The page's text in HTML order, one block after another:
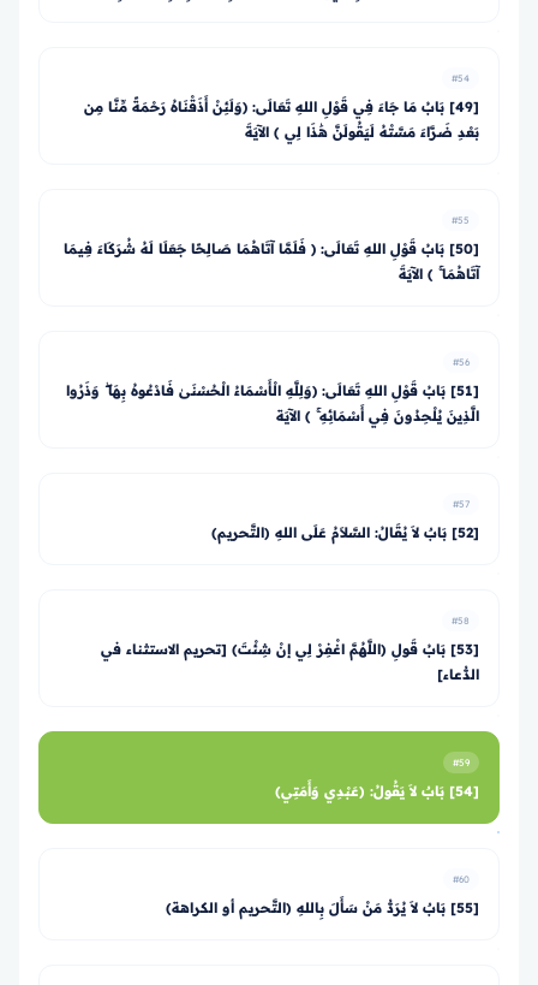
#54
[49] بَابُ مَا جَاءَ فِي قَوْلِ اللهِ تَعَالَى: ﴿وَلَئِنْ أَذَقْنَاهُ رَحْمَةً مِّنَّا مِن
بَعْدِ ضَرَّاءَ مَسَّتْهُ لَيَقُولَنَّ هَٰذَا لِي ﴾ الآيَةَ
#55
[50] بَابُ قَوْلِ اللهِ تَعَالَى: ﴿ فَلَمَّا آتَاهُمَا صَالِحًا جَعَلَا لَهُ شُرَكَاءَ فِيمَا
آتَاهُمَا ۚ ﴾ الآيَةَ
#56
[51] بَابُ قَوْلِ اللهِ تَعَالَى: ﴿وَلِلَّهِ الْأَسْمَاءُ الْحُسْنَىٰ فَادْعُوهُ بِهَا ۖ وَذَرُوا
الَّذِينَ يُلْحِدُونَ فِي أَسْمَائِهِ ۚ ﴾ الآيَة
#57
[52] بَابٌ لاَ يُقَالُ: السَّلاَمُ عَلَى اللهِ (التَّحريم)
#58
[53] بَابُ قَولِ (اللَّهُمَّ اغْفِرْ لِي إنْ شِئْتَ) [تحريم الاستثناء في
الدُّعاء]
#59
[54] بَابٌ لاَ يَقُولُ: (عَبْدِي وَأَمَتِي)
#60
[55] بَابٌ لاَ يُرَدُّ مَنْ سَأَلَ بِاللهِ (التَّحريم أو الكراهة)